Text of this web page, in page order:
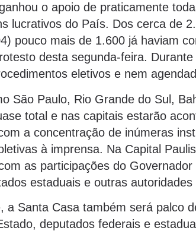
o apoio de praticamente
lucrativos do País. Dos cerca de
pouco mais de 1.600 já haviam
desta segunda-feira.
eletivos e nem
São Paulo, Rio Grande do Sul,
total e nas capitais estarão
a concentração de inúmeras
à imprensa. Na Capital
as participações do
estaduais e outras autoridades
a Santa Casa também será palco
deputados federais e